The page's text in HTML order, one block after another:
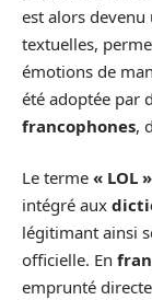
est alors
textuelles,
émotions de
été adoptée par
francophones,
Le terme « LOL »
intégré aux
légitimant ainsi
officielle. En
emprunté